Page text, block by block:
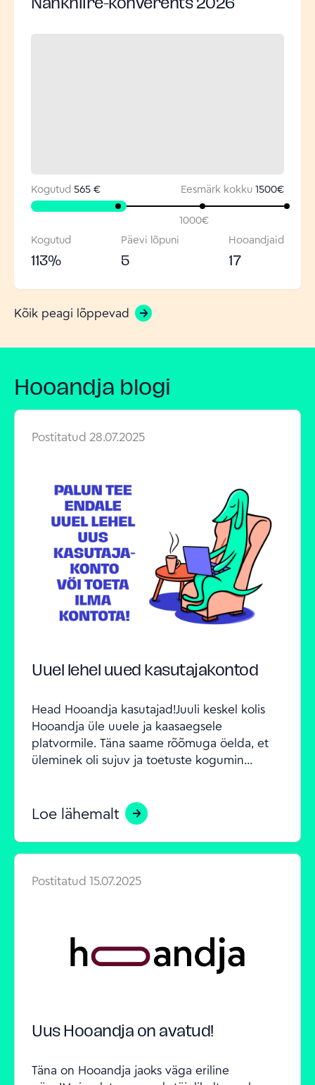
Kogutud 565 € Eesmärk kokku 1500€
1000€
Kogutud
113%
Päevi lõpuni
5
Hooandjaid
17
Kõik peagi lõppevad
Hooandja blogi
Postitatud 28.07.2025
Uuel lehel uued kasutajakontod
Head Hooandja kasutajad!Juuli keskel kolis
Hooandja üle uuele ja kaasaegsele
platvormile. Täna saame rõõmuga öelda, et
üleminek oli sujuv ja toetuste kogumin...
Loe lähemalt
Postitatud 15.07.2025
Uus Hooandja on avatud!
Täna on Hooandja jaoks väga eriline